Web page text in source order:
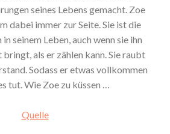
seines Lebens gemacht. Zoe
dabei immer zur Seite. Sie ist die
seinem Leben, auch wenn sie ihn
als er zählen kann. Sie raubt
Sodass er etwas vollkommen
tut. Wie Zoe zu küssen …
Quelle